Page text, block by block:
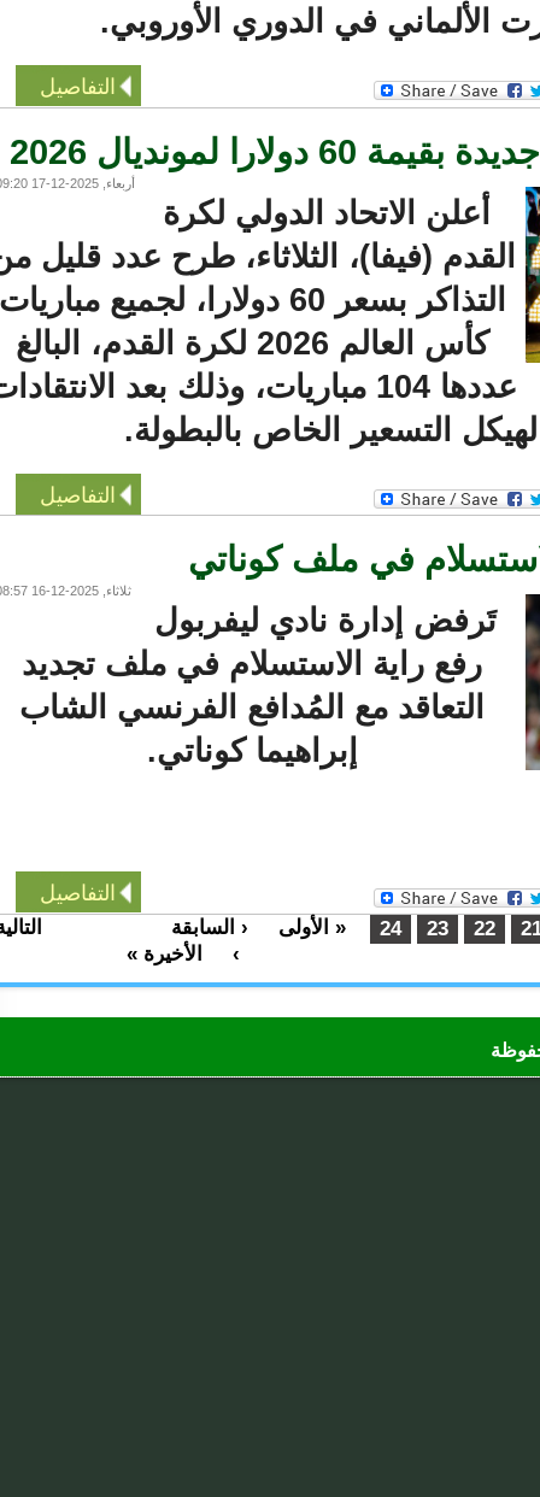
في الدوري الأوروبي.
التفاصيل
لمونديال 2026
أربعاء, 2025-12-17 09:20
أعلن الاتحاد الدولي لكرة
(فيفا)، الثلاثاء، طرح عدد قليل من
التذاكر بسعر 60 دولارا، لجميع مباريات
كأس العالم 2026 لكرة القدم، البالغ
عددها 104 مباريات، وذلك بعد الانتقادات
التسعير الخاص بالبطولة.
التفاصيل
في ملف كوناتي
ثلاثاء, 2025-12-16 08:57
تَرفض إدارة نادي ليفربول
رفع راية الاستسلام في ملف تجديد
التعاقد مع المُدافع الفرنسي الشاب
إبراهيما كوناتي.
التفاصيل
« الأولى ‹ السابقة 22
23
24
التالية
الأخيرة »